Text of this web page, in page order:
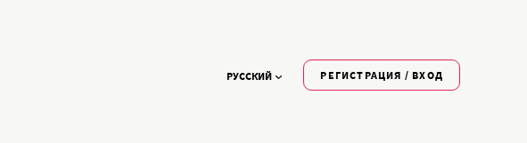
РУССКИЙ РЕГИСТРАЦИЯ / ВХОД